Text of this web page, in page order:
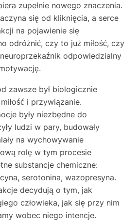
zupełnie nowego znaczenia.
się od kliknięcia, a serce
na pojawienie się
odróżnić, czy to już miłość, czy
odpowiedzialny
zawsze był biologicznie
i przywiązanie.
były niezbędne do
ludzi w pary, budowały
na wychowywanie
rolę w tym procesie
substancje chemiczne:
serotonina, wazopresyna.
decydują o tym, jak
człowieka, jak się przy nim
wobec niego intencje.